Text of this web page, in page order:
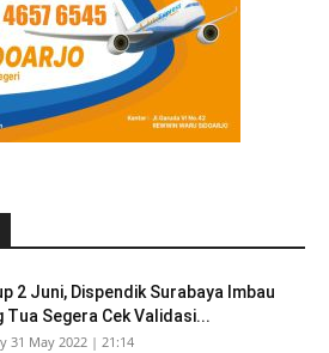
2 Juni, Dispendik Surabaya Imbau
Tua Segera Cek Validasi...
31 May 2022 | 21:14